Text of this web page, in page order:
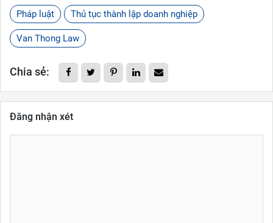
Pháp luật Thủ tục thành lập doanh nghiệp
Van Thong Law
Chia sẻ:
Đăng nhận xét